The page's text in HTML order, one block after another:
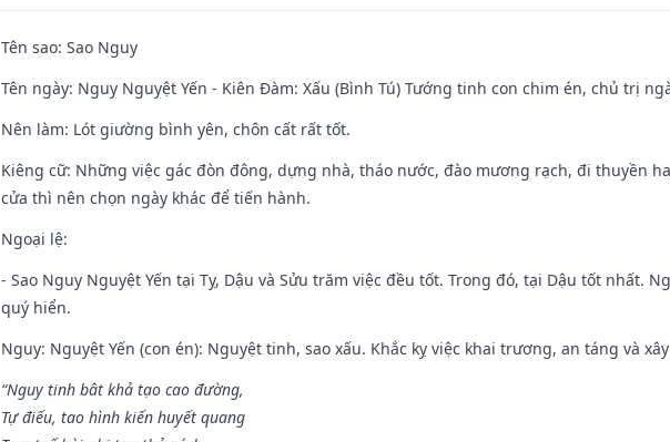
Tên sao: Sao Nguy
Tên ngày: Nguy Nguyệt Yến - Kiên Đàm: Xấu (Bình Tú) Tướng tinh con chim én, chủ trị
Nên làm: Lót giường bình yên, chôn cất rất tốt.
Kiêng cữ: Những việc gác đòn đông, dựng nhà, tháo nước, đào mương rạch, đi thuyền
cửa thì nên chọn ngày khác để tiến hành.
Ngoại lệ:
- Sao Nguy Nguyệt Yến tại Tỵ, Dậu và Sửu trăm việc đều tốt. Trong đó, tại Dậu tốt nhất.
quý hiển.
Nguy: Nguyệt Yến (con én): Nguyệt tinh, sao xấu. Khắc kỵ việc khai trương, an táng và
“Nguy tinh bât khả tạo cao đường,
Tự điếu, tao hình kiến huyết quang